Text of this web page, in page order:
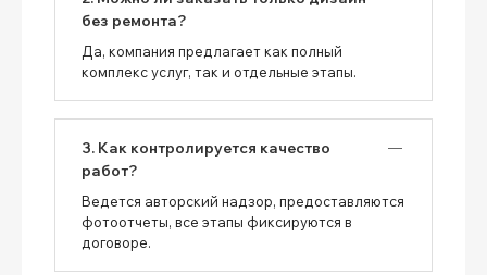
без ремонта?
Да, компания предлагает как полный
комплекс услуг, так и отдельные этапы.
3. Как контролируется качество
работ?
Ведется авторский надзор, предоставляются
фотоотчеты, все этапы фиксируются в
договоре.